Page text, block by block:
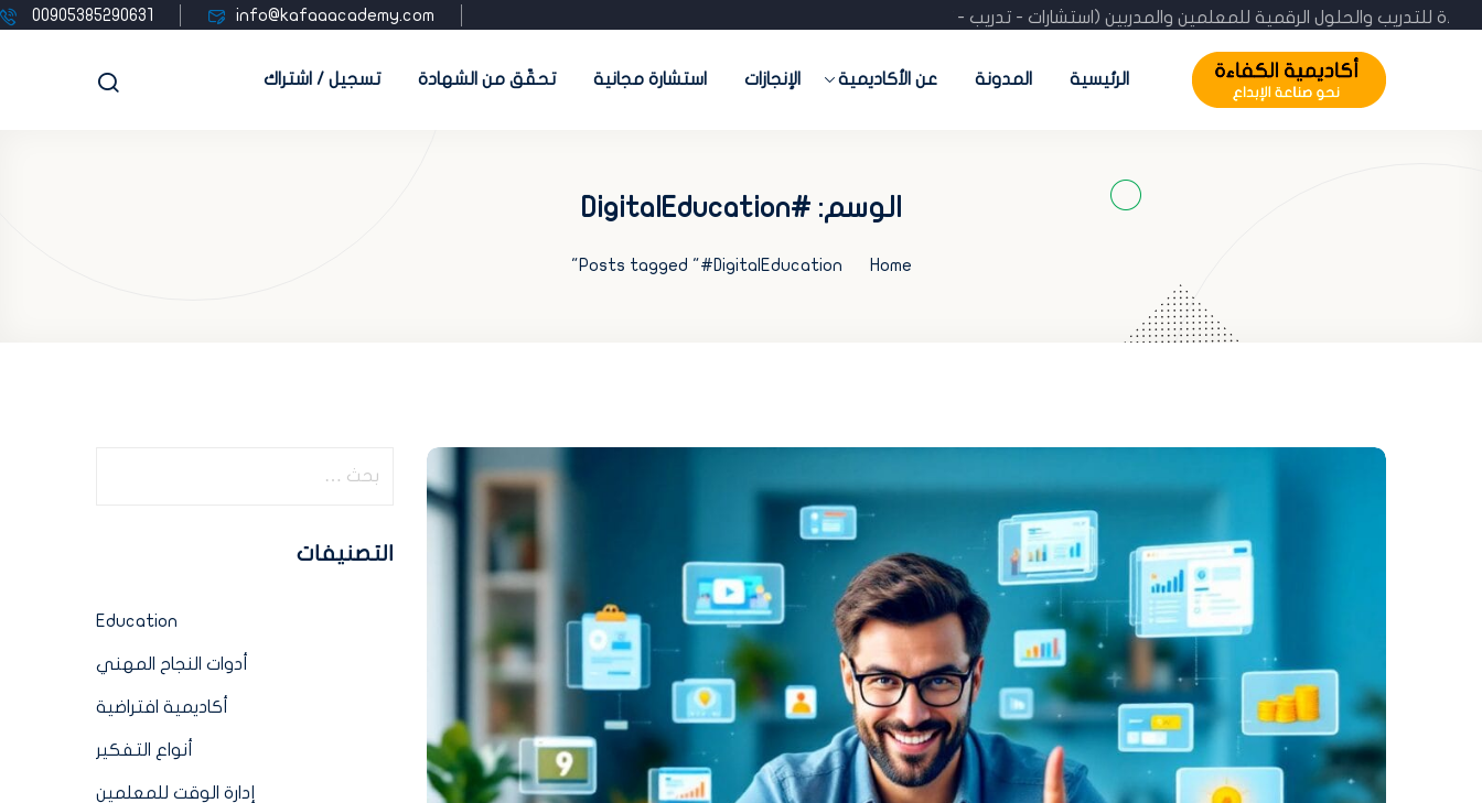
الكفاءة للتدريب والحلول الرقمية للمعلمين والمدربين (استشارات - تدريب - تسويق- منصات جاهزة) احجز استشارتك المجانية info@kafaaacademy.com
00905385290631
الرئيسية المدونة عن الأكاديمية الإنجازات استشارة مجانية تحقّق من الشهادة تسجيل / اشتراك
الوسم: #DigitalEducation
Home
Posts tagged "#DigitalEducation"
التصنيفات
Education
أدوات النجاح المهني
أكاديمية افتراضية
أنواع التفكير
إدارة الوقت للمعلمين